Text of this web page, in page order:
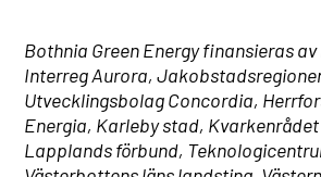
Bothnia Green Energy finansieras
Interreg Aurora,
Utvecklingsbolag Concordia,
Energia, Karleby stad, Kvarkenrådet
Lapplands förbund,